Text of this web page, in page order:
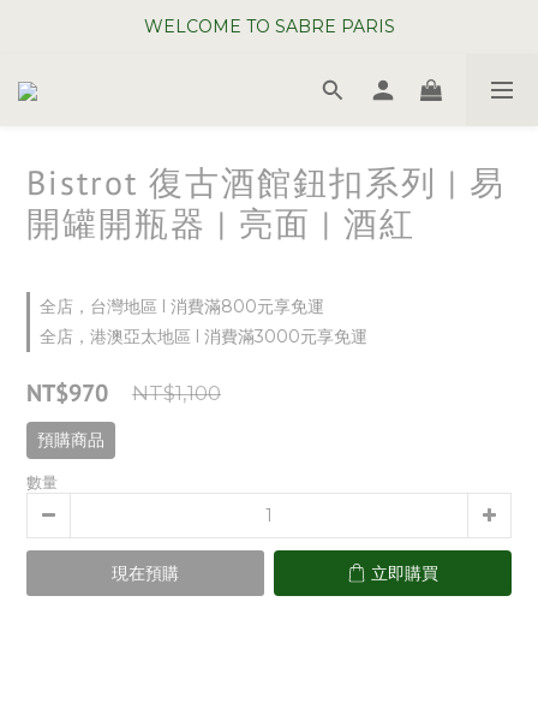
WELCOME TO SABRE PARIS
WELCOME TO SABRE PARIS
夏日年中慶全館 88 折
Bistrot 復古酒館鈕扣系列 | 易
開罐開瓶器 | 亮面 | 酒紅
全店，台灣地區 l 消費滿800元享免運
全店，港澳亞太地區 l 消費滿3000元享免運
NT$970 NT$1,100
預購商品
數量
現在預購 立即購買